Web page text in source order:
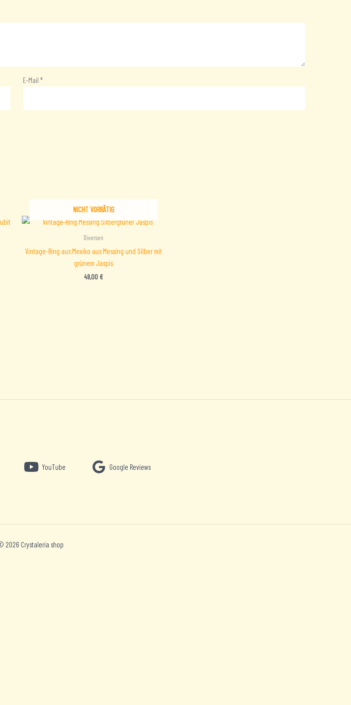
E-Mail *
NICHT VORRÄTIG
Diversen
Vintage-Ring aus Mexiko aus Messing und Silber mit
grünem Jaspis
49,00 €
YouTube Google Reviews
2026 Crystaleria shop